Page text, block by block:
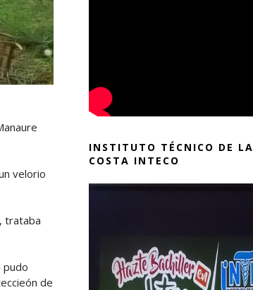
velorio
trataba
pudo
de
INSTITUTO TÉCNICO DE LA
COSTA INTECO